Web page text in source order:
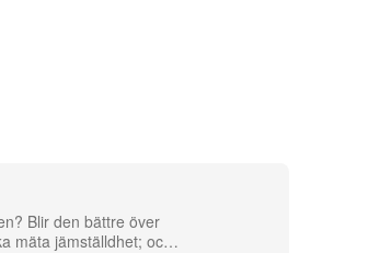
Blir den bättre över
mäta jämställdhet; oc…